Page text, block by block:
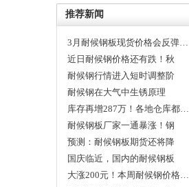
推荐新闻
3月耐候钢板现货价格会反弹…
近日耐候钢价格还有跌！秋
冬…
耐候钢行情进入短时调整阶
段…
耐候钢在大气中生锈原理
库存再增287万！各地仓库都…
耐候钢板厂家一通暴涨！钢
坯…
预测：耐候钢板期货还将降
价…
国庆临近，国内的耐候钢板
价…
大涨200元！本周耐候钢价格…